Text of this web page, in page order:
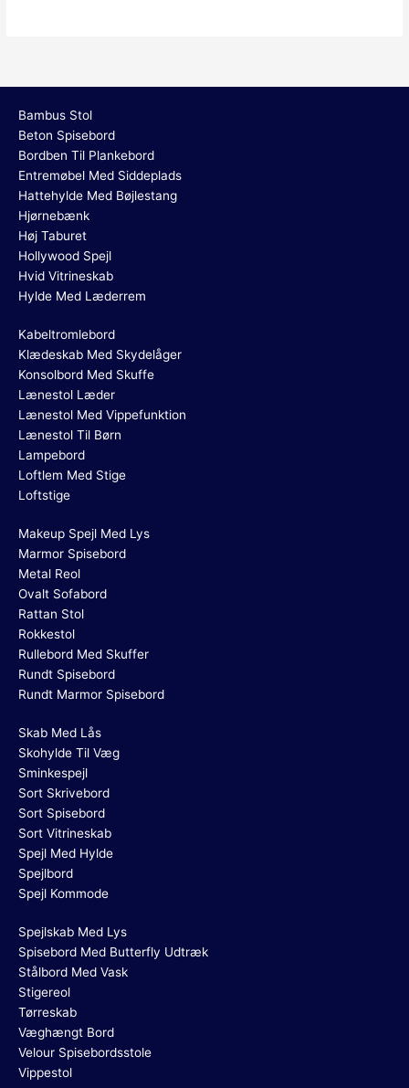
Bambus Stol
Beton Spisebord
Bordben Til Plankebord
Entremøbel Med Siddeplads
Hattehylde Med Bøjlestang
Hjørnebænk
Høj Taburet
Hollywood Spejl
Hvid Vitrineskab
Hylde Med Læderrem
Kabeltromlebord
Klædeskab Med Skydelåger
Konsolbord Med Skuffe
Lænestol Læder
Lænestol Med Vippefunktion
Lænestol Til Børn
Lampebord
Loftlem Med Stige
Loftstige
Makeup Spejl Med Lys
Marmor Spisebord
Metal Reol
Ovalt Sofabord
Rattan Stol
Rokkestol
Rullebord Med Skuffer
Rundt Spisebord
Rundt Marmor Spisebord
Skab Med Lås
Skohylde Til Væg
Sminkespejl
Sort Skrivebord
Sort Spisebord
Sort Vitrineskab
Spejl Med Hylde
Spejlbord
Spejl Kommode
Spejlskab Med Lys
Spisebord Med Butterfly Udtræk
Stålbord Med Vask
Stigereol
Tørreskab
Væghængt Bord
Velour Spisebordsstole
Vippestol